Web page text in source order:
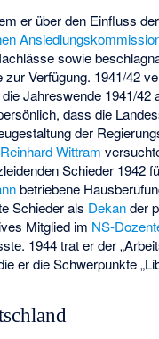
er über den Einfluss der
sowie
Verfügung. 1941/42
Jahreswende 1941/
dass die
der
Reinhard Wittram
Schieder 1942
betriebene
Schieder als Dekander
Mitglied im NS-
1944 trat er der
er die Schwerpunkte